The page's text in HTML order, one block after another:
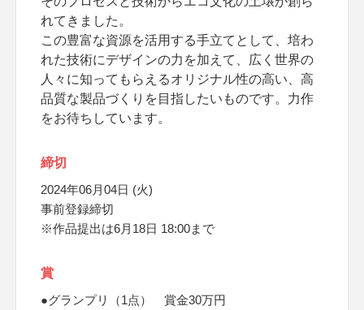
れてきました。
この豊富な資源を活用する手立てとして、培わ
れた技術にデザインの力を加えて、広く世界の
人々に知ってもらえるオリジナル性の高い、高
品質な製品づくりを目指したいものです。力作
をお待ちしています。
締切
2024年06月04日 (火)
事前登録締切
※作品提出は6月18日 18:00まで
賞
●グランプリ（1点） 賞金30万円